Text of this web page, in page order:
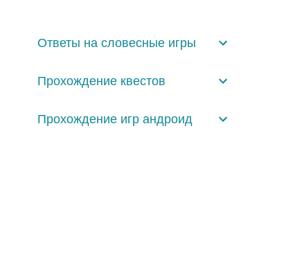
Ответы на словесные игры
Прохождение квестов
Прохождение игр андроид